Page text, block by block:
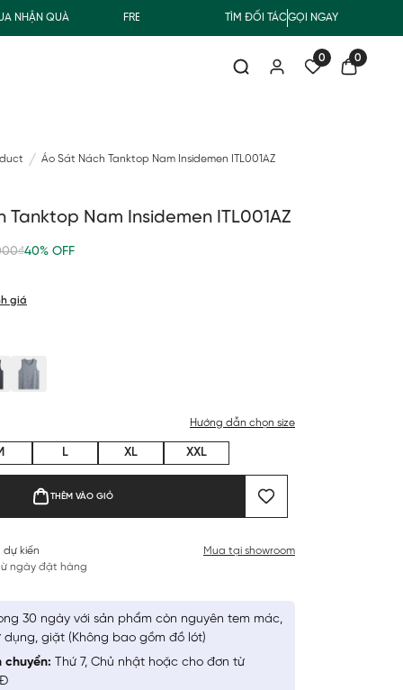
QUÀ FREESHIP GIAO THƯỜNG CHO ĐƠN HÀNG TỪ 500.000Đ
TÌM ĐỐI TÁCGỌI NGAY
0 0
Áo Sát Nách Tanktop Nam Insidemen ITL001AZ
Tanktop Nam Insidemen ITL001AZ
40% OFF
giá
Hướng dẫn chọn size
L XL XXL
THÊM VÀO GIỎ
dự kiến
ngày đặt hàng
Mua tại showroom
30 ngày với sản phẩm còn nguyên tem mác,
dụng, giặt (Không bao gồm đồ lót)
chuyển: Thứ 7, Chủ nhật hoặc cho đơn từ